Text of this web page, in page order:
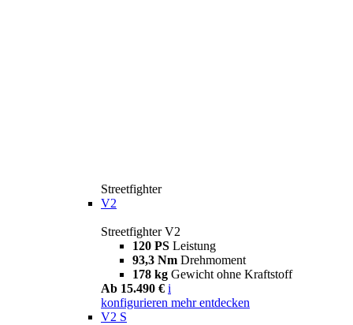
Streetfighter
V2
Streetfighter V2
120 PS Leistung
93,3 Nm Drehmoment
178 kg Gewicht ohne Kraftstoff
Ab 15.490 € i
konfigurieren mehr entdecken
V2 S